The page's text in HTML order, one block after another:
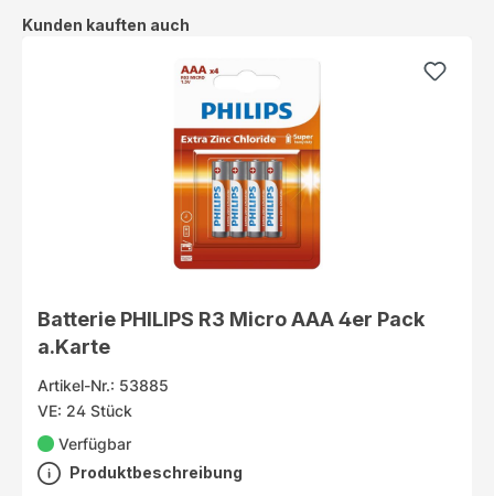
Produktgalerie überspringen
Kunden kauften auch
Batterie PHILIPS R3 Micro AAA 4er Pack
a.Karte
Artikel-Nr.: 53885
VE: 24 Stück
Verfügbar
Produktbeschreibung